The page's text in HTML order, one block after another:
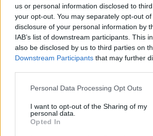
us or personal information disclosed to
your opt-out. You may separately opt-out
disclosure of your personal information by
IAB’s list of downstream participants. This
also be disclosed by us to third parties on
Downstream Participants that may further
Personal Data Processing Opt Outs
I want to opt-out of the Sharing of my
personal data.
Opted In
45'Komlósi Bence ⇄Szatmári Csaba
45'B. Kiss ⇄Bokros Szilard
58'Nazar Kovalenko ⇄ Tamás Zalán
68'Sajban Máté⇄Lamin Colley
Macsó Máté⇄László Kiss
HAZAI SÁRGA LAPOK